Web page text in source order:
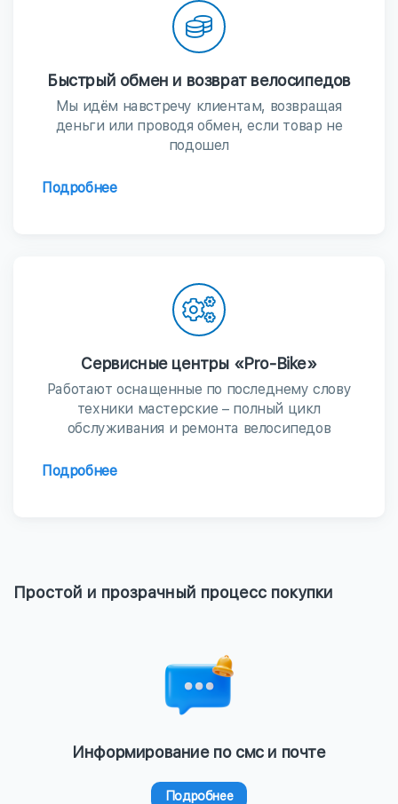
Быстрый обмен и возврат велосипедов
Мы идём навстречу клиентам, возвращая
деньги или проводя обмен, если товар не
подошел
Подробнее
Сервисные центры «Pro-Bike»
Работают оснащенные по последнему слову
техники мастерские – полный цикл
обслуживания и ремонта велосипедов
Подробнее
Простой и прозрачный процесс покупки
Информирование по смс и почте
Подробнее